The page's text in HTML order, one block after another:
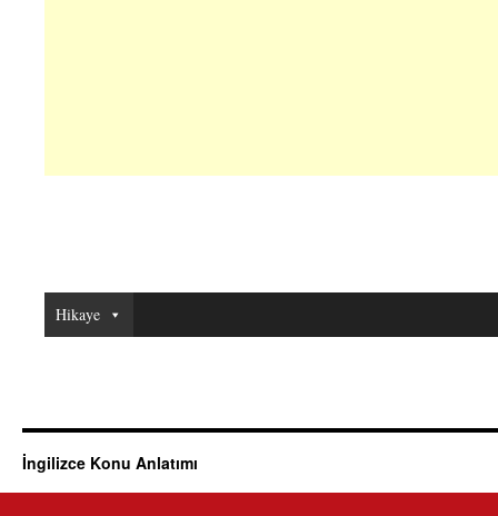
Hikaye
İngilizce Konu Anlatımı